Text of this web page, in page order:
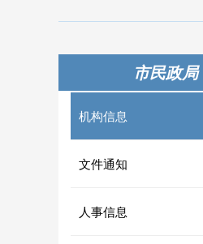
市民政局
机构信息
文件通知
人事信息